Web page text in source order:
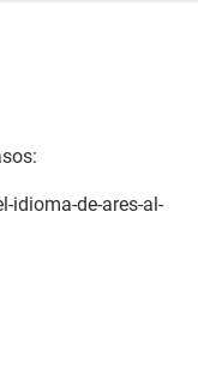
de-ares-al-